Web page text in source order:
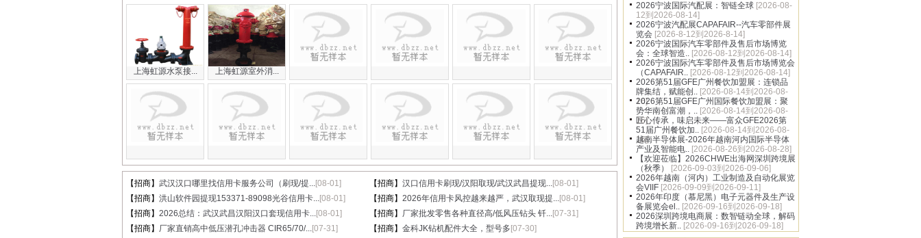
上海虹源水泵接... 上海虹源室外消...
【招商】 武汉汉口哪里找信用卡服务公司（刷现/提...[08-01] 【招商】 汉口信用卡刷现/汉阳取现/武汉武昌提现...[08-01]
【招商】 洪山软件园提现153371-89098光谷信用卡...[08-01] 【招商】 2026年信用卡风控越来越严，武汉取现提...[08-01]
【招商】 2026总结：武汉武昌汉阳汉口套现信用卡...[08-01] 【招商】 厂家批发零售各种直径高/低风压钻头 钎...[07-31]
【招商】 厂家直销高中低压潜孔冲击器 CIR65/70/...[07-31] 【招商】 金科JK钻机配件大全，型号多 [07-30]
2026宁波国际汽配展：智链全球 [2026-08-
12到2026-08-14]
2026宁波汽配展CAPAFAIR--汽车零部件展
览会 [2026-8-12到2026-8-14]
2026宁波国际汽车零部件及售后市场博览
会：全球智造.. [2026-08-12到2026-08-14]
2026宁波国际汽车零部件及售后市场博览会
（CAPAFAIR.. [2026-08-12到2026-08-14]
2026第51届GFE广州餐饮加盟展：连锁品
牌集结，赋能创.. [2026-08-14到2026-08-
16]
2026第51届GFE广州国际餐饮加盟展：聚
势华南创富潮，.. [2026-08-14到2026-08-
16]
匠心传承，味启未来——富众GFE2026第
51届广州餐饮加.. [2026-08-14到2026-08-
16]
越南半导体展-2026年越南河内国际半导体
产业及智能电.. [2026-08-26到2026-08-28]
【欢迎莅临】2026CHWE出海网深圳跨境展
（秋季）
[2026-09-03到2026-09-06]
2026年越南（河内）工业制造及自动化展览
会VIIF [2026-09-09到2026-09-11]
2026年印度（慕尼黑）电子元器件及生产设
备展览会el.. [2026-09-16到2026-09-18]
2026深圳跨境电商展：数智链动全球，解码
跨境增长新.. [2026-09-16到2026-09-18]